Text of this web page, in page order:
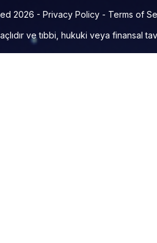
2026 - Privacy Policy- Terms of
ve tıbbi, hukuki veya finansal